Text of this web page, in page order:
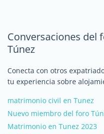
Conversaciones del
Túnez
Conecta con otros
tu experiencia sobre
matrimonio civil en Tunez
Nuevo miembro del foro
Matrimonio en Tunez 2023